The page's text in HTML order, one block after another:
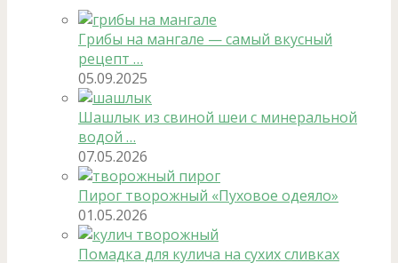
Грибы на мангале — самый вкусный
рецепт …
05.09.2025
Шашлык из свиной шеи с минеральной
водой …
07.05.2026
Пирог творожный «Пуховое одеяло»
01.05.2026
Помадка для кулича на сухих сливках